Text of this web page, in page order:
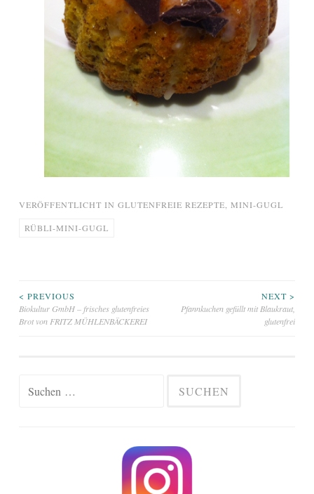
VERÖFFENTLICHT IN GLUTENFREIE REZEPTE MINI-GUGL
RÜBLI-MINI-GUGL
Beitragsnavigation
< PREVIOUS
Biokultur GmbH – frisches glutenfreies
Brot von FRITZ MÜHLENBÄCKEREI
NEXT >
Pfannkuchen gefüllt mit Blaukraut,
glutenfrei
Suchen